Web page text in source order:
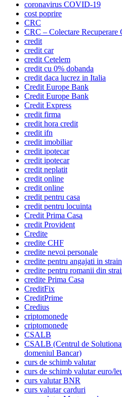
coronavirus COVID-19
cost poprire
CRC
CRC – Colectare Recuperare
credit
credit car
credit Cetelem
credit cu 0% dobanda
credit daca lucrez in Italia
Credit Europe Bank
Credit Europe Bank
Credit Express
credit firma
credit hora credit
credit ifn
credit imobiliar
credit ipotecar
credit ipotecar
credit neplatit
credit online
credit online
credit pentru casa
credit pentru locuinta
Credit Prima Casa
credit Provident
Credite
credite CHF
credite nevoi personale
credite pentru angajati in
credite pentru romanii din
credite Prima Casa
CreditFix
CreditPrime
Credius
criptomonede
criptomonede
CSALB
CSALB (Centrul de
domeniul Bancar)
curs de schimb valutar
curs de schimb valutar euro/
curs valutar BNR
curs valutar carduri